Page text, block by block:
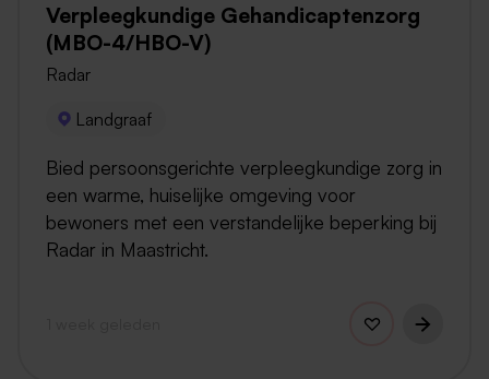
Verpleegkundige Gehandicaptenzorg
(MBO-4/HBO-V)
Radar
Landgraaf
Bied persoonsgerichte verpleegkundige zorg in
een warme, huiselijke omgeving voor
bewoners met een verstandelijke beperking bij
Radar in Maastricht.